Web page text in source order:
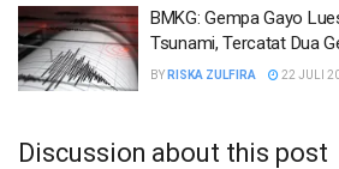
BMKG: Gempa Gayo
Tsunami, Tercatat Dua
BY RISKA ZULFIRA 22 JULI
Discussion about this post